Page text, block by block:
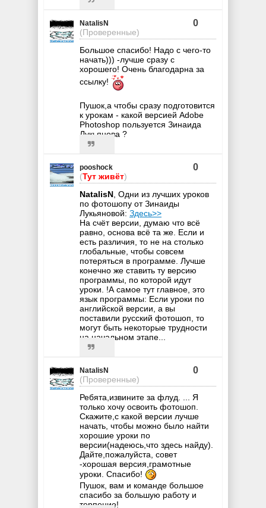
NatalisN
(Проверенные)
0
Большое спасибо! Надо с чего-то
начать))) -лучше сразу с
хорошего! Очень благодарна за
ссылку!
Пушок,а чтобы сразу подготовится
к урокам - какой версией Adobe
Photoshop пользуется Зинаида
Лукьянова ?
pooshock
(Тут живёт)
0
NatalisN , Одни из лучших уроков
по фотошопу от Зинаиды
Лукьяновой: Здесь>>
На счёт версии, думаю что всё
равно, основа всё та же. Если и
есть различия, то не на столько
глобальные, чтобы совсем
потеряться в программе. Лучше
конечно же ставить ту версию
программы, по которой идут
уроки. !А самое тут главное, это
язык программы: Если уроки по
английской версии, а вы
поставили русский фотошоп, то
могут быть некоторые трудности
на начальном этапе...
NatalisN
(Проверенные)
0
Ребята,извините за флуд. ... Я
только хочу освоить фотошоп.
Скажите,с какой версии лучше
начать, чтобы можно было найти
хорошие уроки по
версии(надеюсь,что здесь найду).
Дайте,пожалуйста, совет
-хорошая версия,грамотные
уроки. Спасибо!
Пушок, вам и команде большое
спасибо за большую работу и
терпение!